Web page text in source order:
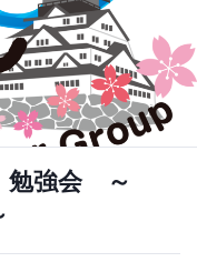
勉強会 ～